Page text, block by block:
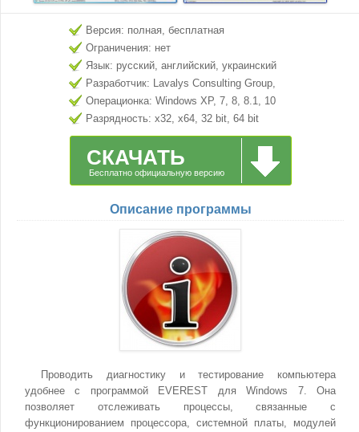
Версия: полная, бесплатная
Ограничения: нет
Язык: русский, английский, украинский
Разработчик: Lavalys Consulting Group,
Inc.
Операционка: Windows XP, 7, 8, 8.1, 10
Разрядность: x32, x64, 32 bit, 64 bit
СКАЧАТЬ
Бесплатно официальную версию
Описание программы
Проводить диагностику и тестирование компьютера
удобнее с программой EVEREST для Windows 7. Она
позволяет отслеживать процессы, связанные с
функционированием процессора, системной платы, модулей